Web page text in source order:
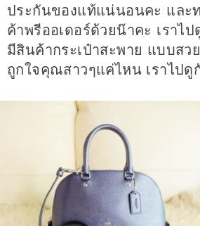
ประกันของแท้แน่นอนคะ และ
ค้าพรีออเดอร์ด้วยน๊าคะ เราไ
มีสินค้ากระเป๋าสะพาย แบบสว
ถูกใจคุณสาวๆแค่ไหน เราไปดู